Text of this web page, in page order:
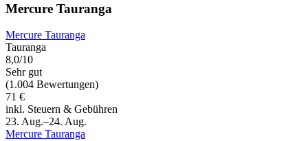
Mercure Tauranga
Mercure Tauranga
Tauranga
8,0/10
Sehr gut
(1.004 Bewertungen)
71 €
inkl. Steuern & Gebühren
23. Aug.–24. Aug.
Mercure Tauranga